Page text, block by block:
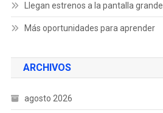
Llegan estrenos a la pantalla grande
Más oportunidades para aprender
ARCHIVOS
agosto 2026